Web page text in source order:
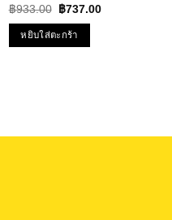
ให้คะแนน
5.00ตั้งแต่
1-5
คะแนน
฿933.00 Original
was:
฿933.00.
฿737.00Current
หยิบใส่ตะกร้า